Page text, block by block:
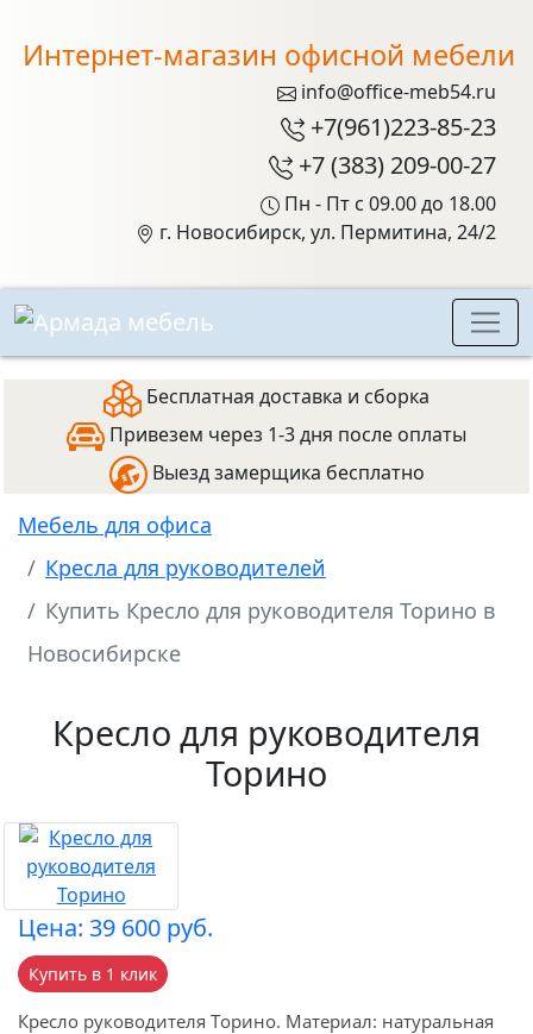
Интернет-магазин офисной мебели
info@office-meb54.ru
+7(961)223-85-23
+7 (383) 209-00-27
Пн - Пт с 09.00 до 18.00
г. Новосибирск, ул. Пермитина, 24/2
Бесплатная доставка и сборка
Привезем через 1-3 дня после оплаты
Выезд замерщика бесплатно
Мебель для офиса
Кресла для руководителей
Купить Кресло для руководителя Торино в
Новосибирске
Кресло для руководителя
Торино
Цена: 39 600 руб.
Купить в 1 клик
Кресло руководителя Торино. Материал: натуральная